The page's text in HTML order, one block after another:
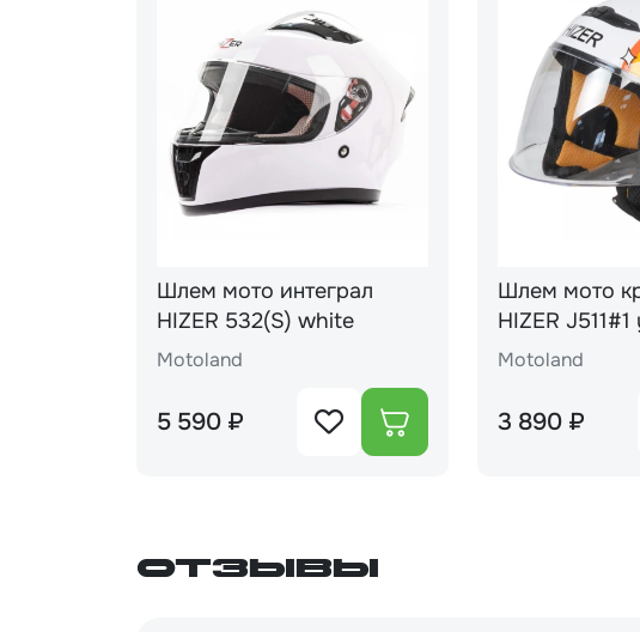
Шлем мото интеграл
HIZER 532(S) white
Motoland
5 590 ₽
Шлем мото
HIZER J511#1 yellow/black
(L)
Motoland
3 890 ₽
Отзывы